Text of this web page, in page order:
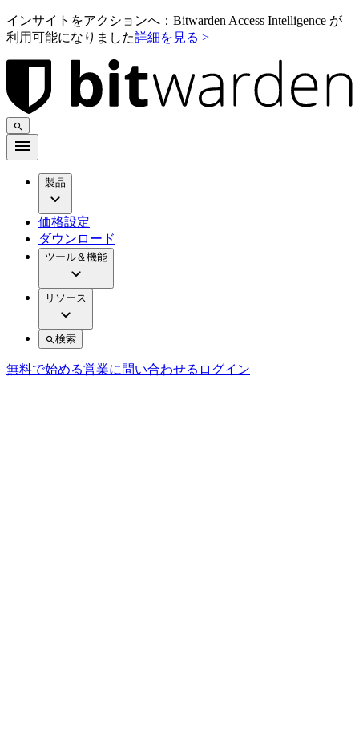
インサイトをアクションへ：Bitwarden Access Intelligence が
利用可能になりました詳細を見る >
製品
価格設定
ダウンロード
ツール＆機能
リソース
検索
無料で始める営業に問い合わせる ログイン